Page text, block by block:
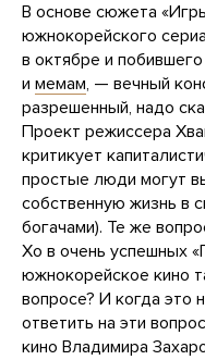
В основе сюжета
южнокорейского
в октябре и
и мемам, — вечный
разрешенный, надо
Проект режиссера
критикует
простые люди могут
собственную жизнь в
богачами). Те же
Хо в очень успешных
южнокорейское кино
вопросе? И когда это
ответить на эти
кино Владимира